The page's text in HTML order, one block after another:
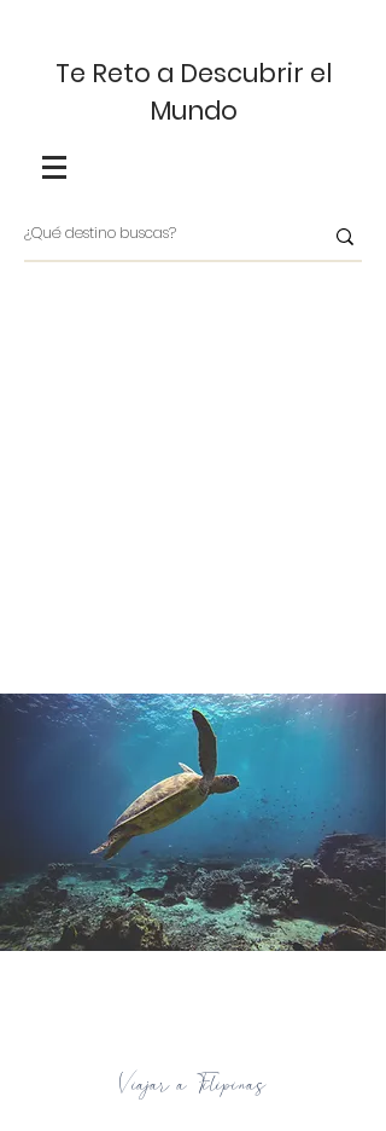
Te Reto a Descubrir el
Mundo
Viajar a Filipinas